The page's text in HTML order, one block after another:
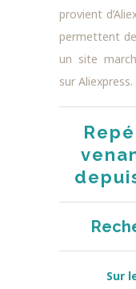
provient
permettent
un site
sur
Sur